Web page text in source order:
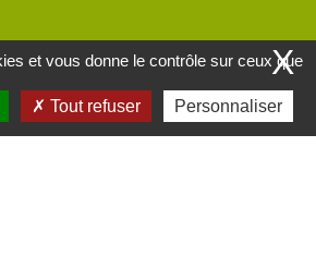
X
et vous donne le contrôle sur ceux que
Tout refuser Personnaliser